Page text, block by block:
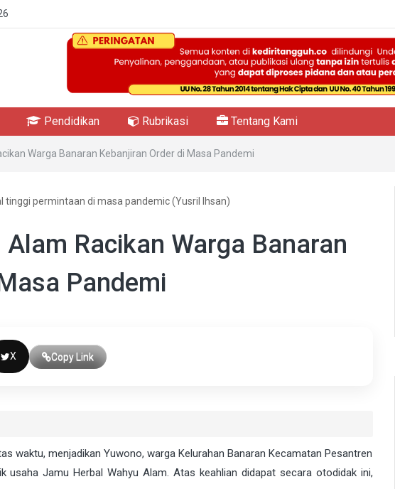
Pendidikan Rubrikasi Tentang Kami
Warga Banaran Kebanjiran Order di Masa Pandemi
tinggi permintaan di masa pandemic (Yusril Ihsan)
Racikan Warga Banaran
Pandemi
X Copy Link
waktu, menjadikan Yuwono, warga Kelurahan Banaran Kecamatan Pesantren
usaha Jamu Herbal Wahyu Alam. Atas keahlian didapat secara otodidak ini,